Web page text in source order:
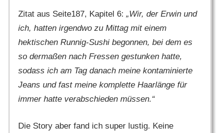
Zitat aus Seite187, Kapitel 6: „Wir, der Erwin und
ich, hatten irgendwo zu Mittag mit einem
hektischen Runnig-Sushi begonnen, bei dem es
so dermaßen nach Fressen gestunken hatte,
sodass ich am Tag danach meine kontaminierte
Jeans und fast meine komplette Haarlänge für
immer hatte verabschieden müssen.“
Die Story aber fand ich super lustig. Keine